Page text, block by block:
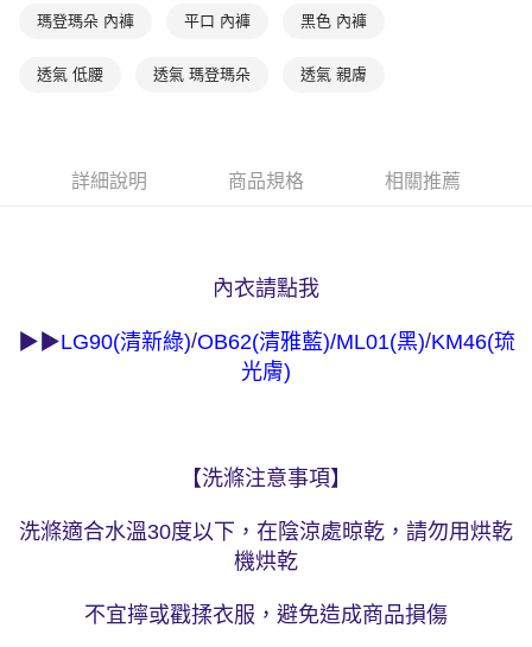
後付繳納相關費用。
※ 交易是否成功請以「AFTEE先享後付 」之結帳頁面顯示為準，若有關於
客戶支援中心」
https://netprotections.freshdesk.com/support/home
權轉讓予恩沛科技股份有限公司。
時審查核予不同之上限額度；若仍有額度不足之情形，本公司將視審查結果
請求用戶進行身份認證。
５．嚴禁一人註冊多個帳號或使用他人資訊註冊。若發現惡意使用之情形，
付款後萊爾富取貨
每筆NT$90，滿NT$1,000(含以上)免運費
付款後7-11取貨
每筆NT$90，滿NT$1,000(含以上)免運費
離島宅配
每筆NT$150，滿NT$2,000(含以上)免運費
瑪登瑪朵 內褲 平口 內褲 黑色 內褲
透氣 低腰 透氣 瑪登瑪朵 透氣 親膚
詳細說明 商品規格 相關推薦
內衣請點我
▶▶LG90(清新綠)/OB62(清雅藍)/ML01(黑)/KM46(琉
光膚)
【洗滌注意事項】
洗滌適合水溫30度以下，在陰涼處晾乾，請勿用烘乾
機烘乾
不宜擰或戳揉衣服，避免造成商品損傷